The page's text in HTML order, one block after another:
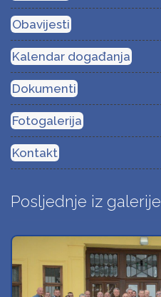
Obavijesti
Kalendar događanja
Dokumenti
Fotogalerija
Kontakt
Posljednje iz galerije